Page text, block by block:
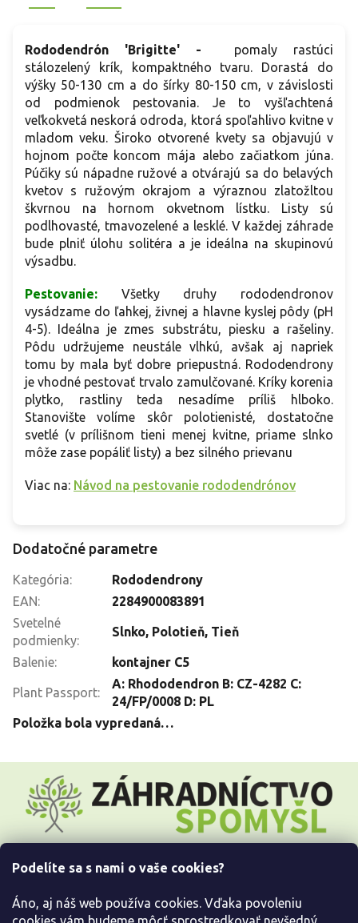
Podelíte sa s nami o vaše cookies?
Áno, aj náš web používa cookies. Vďaka povoleniu
Rododendrón 'Brigitte' - pomaly rastúci
stálozelený krík, kompaktného tvaru. Dorastá do
výšky 50-130 cm a do šírky 80-150 cm, v závislosti
od podmienok pestovania. Je to vyšľachtená
veľkokvetá neskorá odroda, ktorá spoľahlivo kvitne v
mladom veku. Široko otvorené kvety sa objavujú v
hojnom počte koncom mája alebo začiatkom júna.
Púčiky sú nápadne ružové a otvárajú sa do belavých
kvetov s ružovým okrajom a výraznou zlatožltou
škvrnou na hornom okvetnom lístku. Listy sú
podlhovasté, tmavozelené a lesklé. V každej záhrade
bude plniť úlohu solitéra a je ideálna na skupinovú
výsadbu.
Pestovanie: Všetky druhy rododendronov
vysádzame do ľahkej, živnej a hlavne kyslej pôdy (pH
4-5). Ideálna je zmes substrátu, piesku a rašeliny.
Pôdu udržujeme neustále vlhkú, avšak aj napriek
tomu by mala byť dobre priepustná. Rododendrony
je vhodné pestovať trvalo zamulčované. Kríky korenia
plytko, rastliny teda nesadíme príliš hlboko.
Stanovište volíme skôr polotienisté, dostatočne
svetlé (v prílišnom tieni menej kvitne, priame slnko
môže zase popáliť listy) a bez silného prievanu
Viac na: Návod na pestovanie rododendrónov
Dodatočné parametre
Kategória:
Rododendrony
EAN:
2284900083891
Svetelné
podmienky:
Slnko, Polotieň, Tieň
Balenie: kontajner C5
Plant Passport:
A: Rhododendron B: CZ-4282 C:
24/FP/0008 D: PL
Položka bola vypredaná…
t